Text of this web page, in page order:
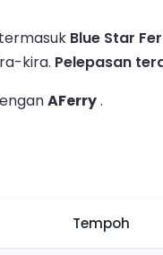
Blue Star
kira. Pelepasan
AFerry.
Tempoh